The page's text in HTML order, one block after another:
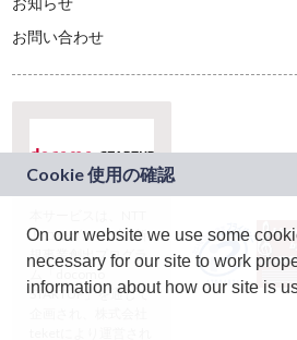
お問い合わせ
ドコモグループの新
規事業創出プログラ
ム「docomo
STARTUP」を通じて
On our website we use some
necessary for our site to work
information about how our site is